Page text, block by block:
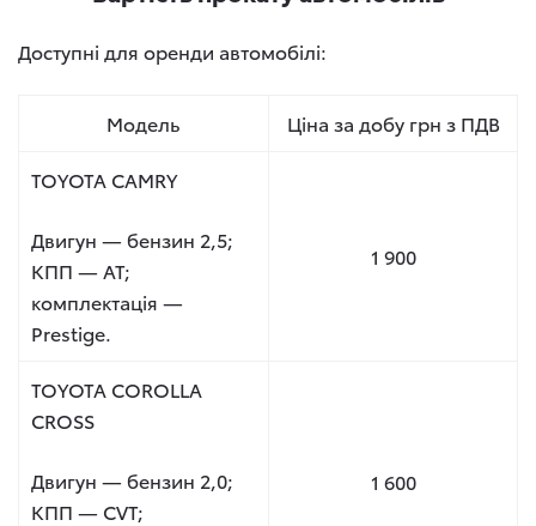
Доступні для оренди автомобілі:
Модель Ціна за добу грн з ПДВ
TOYOTA CAMRY
Двигун — бензин 2,5;
КПП — AT;
комплектація —
Prestige.
1 900
TOYOTA COROLLA
CROSS
Двигун — бензин 2,0;
КПП — CVT;
1 600